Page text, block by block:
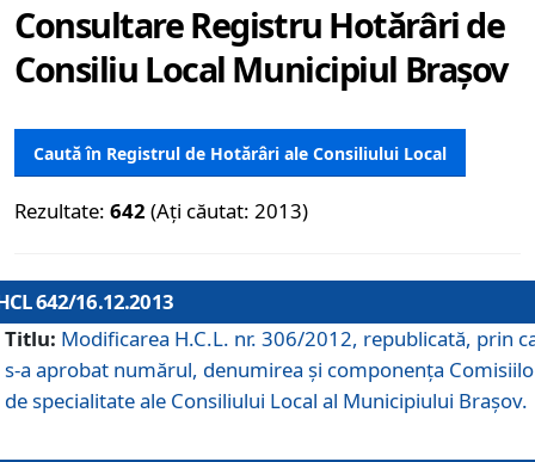
Consultare Registru Hotărâri de
Consiliu Local Municipiul Brașov
Caută în Registrul de Hotărâri ale Consiliului Local
Rezultate: 642 (Ați căutat: 2013)
642/16.12.2013
Titlu: Modificarea H.C.L. nr. 306/2012, republicată, prin
s-a aprobat numărul, denumirea şi componenţa
de specialitate ale Consiliului Local al Municipiului Braşov.